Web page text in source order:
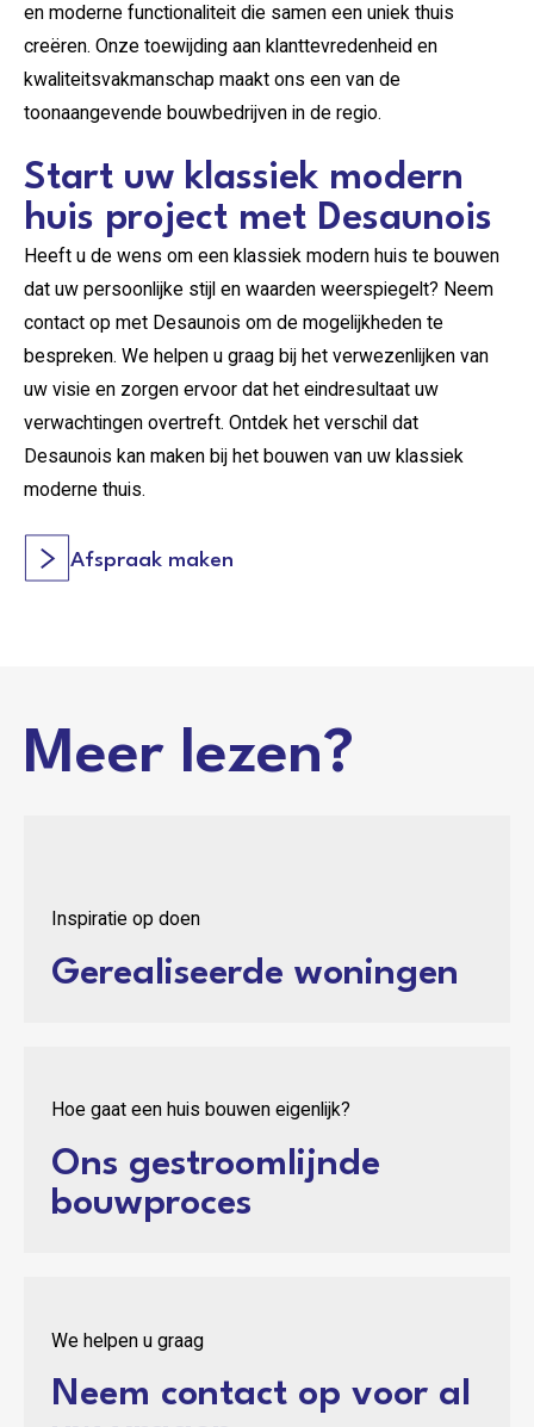
en moderne functionaliteit die samen een uniek thuis
creëren. Onze toewijding aan klanttevredenheid en
kwaliteitsvakmanschap maakt ons een van de
toonaangevende bouwbedrijven in de regio.
Start uw klassiek modern
huis project met Desaunois
Heeft u de wens om een klassiek modern huis te bouwen
dat uw persoonlijke stijl en waarden weerspiegelt? Neem
contact op met Desaunois om de mogelijkheden te
bespreken. We helpen u graag bij het verwezenlijken van
uw visie en zorgen ervoor dat het eindresultaat uw
verwachtingen overtreft. Ontdek het verschil dat
Desaunois kan maken bij het bouwen van uw klassiek
moderne thuis.
Afspraak maken
Meer lezen?
Inspiratie op doen
Gerealiseerde woningen
Hoe gaat een huis bouwen eigenlijk?
Ons gestroomlijnde
bouwproces
We helpen u graag
Neem contact op voor al